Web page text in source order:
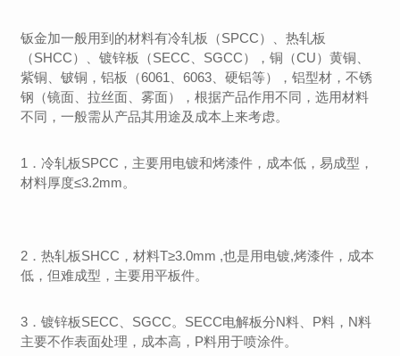
钣金加一般用到的材料有冷轧板（SPCC）、热轧板
（SHCC）、镀锌板（SECC、SGCC），铜（CU）黄铜、
紫铜、铍铜，铝板（6061、6063、硬铝等），铝型材，不锈
钢（镜面、拉丝面、雾面），根据产品作用不同，选用材料
不同，一般需从产品其用途及成本上来考虑。
1．冷轧板SPCC，主要用电镀和烤漆件，成本低，易成型，
材料厚度≤3.2mm。
2．热轧板SHCC，材料T≥3.0mm ,也是用电镀,烤漆件，成本
低，但难成型，主要用平板件。
3．镀锌板SECC、SGCC。SECC电解板分N料、P料，N料
主要不作表面处理，成本高，P料用于喷涂件。